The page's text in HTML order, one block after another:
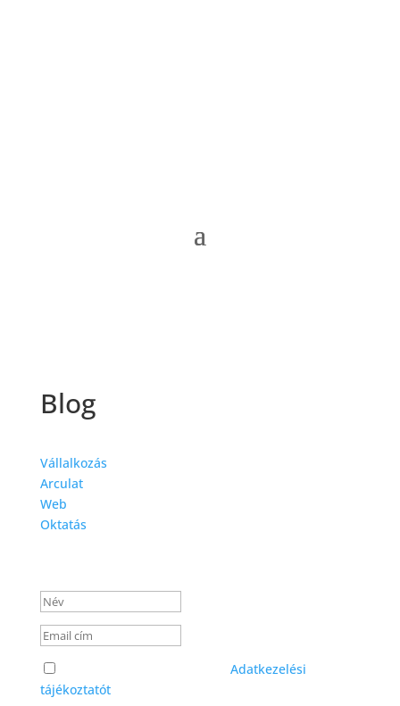
Blog
Vállalkozás
Arculat
Web
Oktatás
Adatkezelési
tájékoztatót